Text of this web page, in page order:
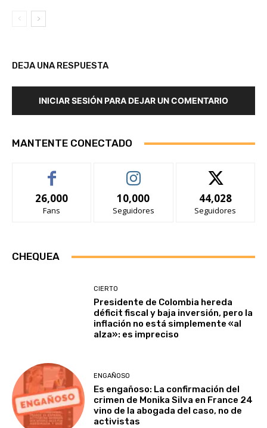
DEJA UNA RESPUESTA
INICIAR SESIÓN PARA DEJAR UN COMENTARIO
MANTENTE CONECTADO
26,000
Fans
10,000
Seguidores
44,028
Seguidores
CHEQUEA
CIERTO
Presidente de Colombia hereda
déficit fiscal y baja inversión, pero la
inflación no está simplemente «al
alza»: es impreciso
ENGAÑOSO
Es engañoso: La confirmación del
crimen de Monika Silva en France 24
vino de la abogada del caso, no de
activistas